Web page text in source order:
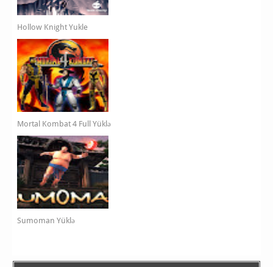
Hollow Knight Yukle
Mortal Kombat 4 Full Yüklə
Sumoman Yüklə